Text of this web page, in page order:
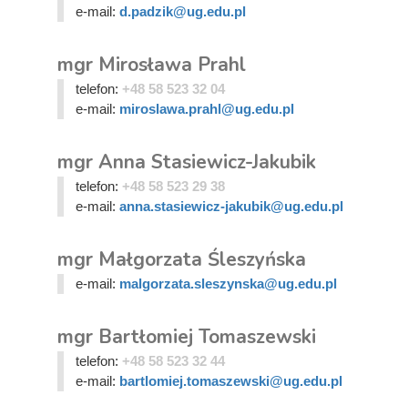
e-mail: d.padzik@ug.edu.pl
mgr Mirosława Prahl
telefon: +48 58 523 32 04
e-mail: miroslawa.prahl@ug.edu.pl
mgr Anna Stasiewicz-Jakubik
telefon: +48 58 523 29 38
e-mail: anna.stasiewicz-jakubik@ug.edu.pl
mgr Małgorzata Śleszyńska
e-mail: malgorzata.sleszynska@ug.edu.pl
mgr Bartłomiej Tomaszewski
telefon: +48 58 523 32 44
e-mail: bartlomiej.tomaszewski@ug.edu.pl